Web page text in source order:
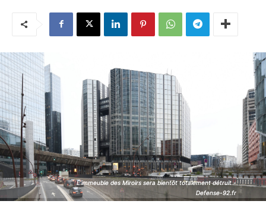
L’immeuble des Miroirs sera bientôt totalement détruit -
Defense-92.fr
L’immeuble des Miroirs sera bientôt totalement détruit -
Defense-92.fr